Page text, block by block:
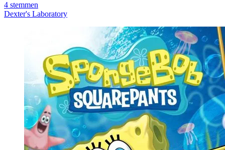
4 stemmen
Dexter's Laboratory